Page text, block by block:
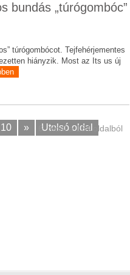
bundás „túrógombóc”
túrógombócot. Tejfehérjementes
hiányzik. Most az Its us új
6. oldal a 164 oldalból
10 » Utolsó oldal